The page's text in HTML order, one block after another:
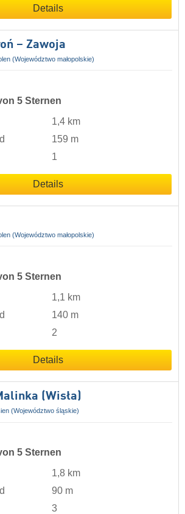
Details
– Zawoja
(Województwo małopolskie)
5 Sternen
1,4 km
159 m
1
Details
(Województwo małopolskie)
5 Sternen
1,1 km
140 m
2
Details
(Wisła)
(Województwo śląskie)
5 Sternen
1,8 km
90 m
3